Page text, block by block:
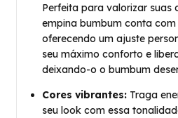
Perfeita para valorizar suas
empina bumbum conta com
oferecendo um ajuste
seu máximo conforto e
deixando-o o bumbum
Cores vibrantes: Traga
seu look com essa